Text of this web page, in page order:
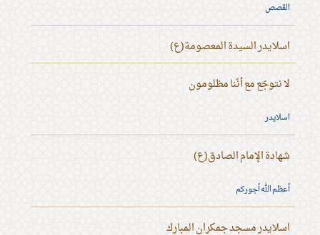
القصص
اسلايدر السيدة المعصومة(ع)
لا نتوجّع مع أنّنا مظلومون
اسلايدر
شهادة الإمام الصادق(ع)
أعظم الله أجوركم
اسلايدر مسجد جمكران المبارك